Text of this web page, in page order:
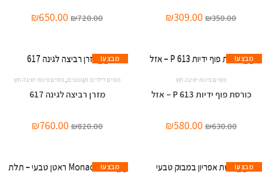
₪350.00
₪309.00
₪720.00
₪650.00
מבצע!
פופים פינות ישיבה חוץ
כורסת פוף ידיות 613 P – אזל
₪630.00
₪580.00
מבצע!
פופים לילדים וקטנטנים, פופים פינות ישיבה חוץ
מזרן רביצה לגינה 617
₪820.00
₪760.00
מבצע! מבצע!